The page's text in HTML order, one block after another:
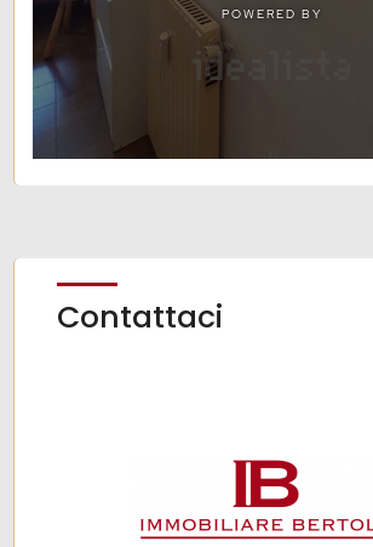
Contattaci